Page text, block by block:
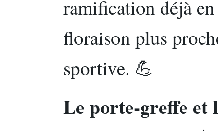
ramification déjà
floraison plus
sportive. 💪
Le porte-greffe et